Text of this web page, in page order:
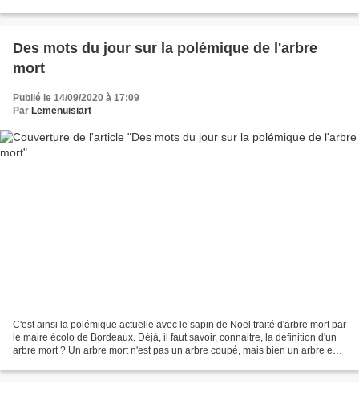
Des mots du jour sur la polémique de l'arbre
mort
Publié le 14/09/2020 à 17:09
Par Lemenuisiart
C'est ainsi la polémique actuelle avec le sapin de Noël traité d'arbre mort par
le maire écolo de Bordeaux. Déjà, il faut savoir, connaitre, la définition d'un
arbre mort ? Un arbre mort n'est pas un arbre coupé, mais bien un arbre en